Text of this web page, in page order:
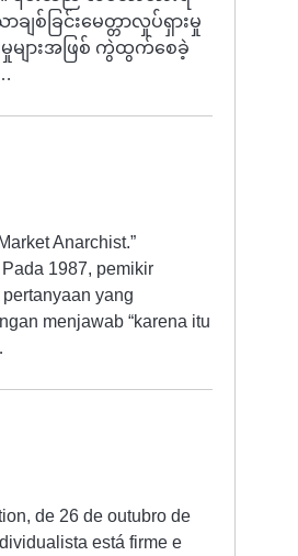
စ်ခြင်းမေတ္တာလှုပ်ရှားမှု
ျားအဖြစ် ကွဲထွက်စေခဲ့
Anarchist.”
1987, pemikir
yang
menjawab “karena itu
de 26 de outubro de
está firme e